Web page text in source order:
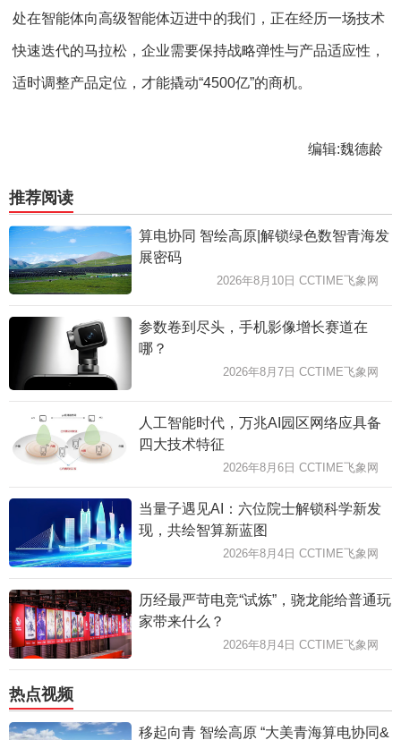
处在智能体向高级智能体迈进中的我们，正在经历一场技术
快速迭代的马拉松，企业需要保持战略弹性与产品适应性，
适时调整产品定位，才能撬动“4500亿”的商机。
编辑:魏德龄
推荐阅读
算电协同 智绘高原|解锁绿色数智青海发
展密码
2026年8月10日 CCTIME飞象网
参数卷到尽头，手机影像增长赛道在
哪？
2026年8月7日 CCTIME飞象网
人工智能时代，万兆AI园区网络应具备
四大技术特征
2026年8月6日 CCTIME飞象网
当量子遇见AI：六位院士解锁科学新发
现，共绘智算新蓝图
2026年8月4日 CCTIME飞象网
历经最严苛电竞“试炼”，骁龙能给普通玩
家带来什么？
2026年8月4日 CCTIME飞象网
热点视频
移起向青 智绘高原 “大美青海算电协同&